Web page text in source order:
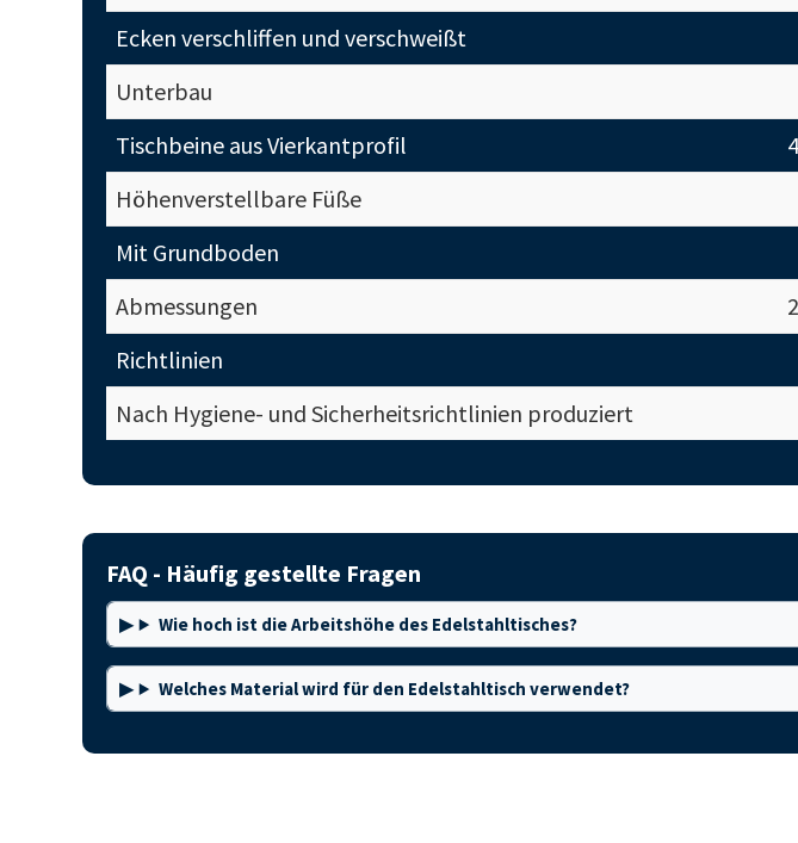
Ecken verschliffen und verschweißt
Unterbau
Tischbeine aus Vierkantprofil
Höhenverstellbare Füße
Mit Grundboden
Abmessungen
Richtlinien
Nach Hygiene- und Sicherheitsrichtlinien produziert
FAQ - Häufig gestellte Fragen
Wie hoch ist die Arbeitshöhe des Edelstahltisches?
Welches Material wird für den Edelstahltisch verwendet?